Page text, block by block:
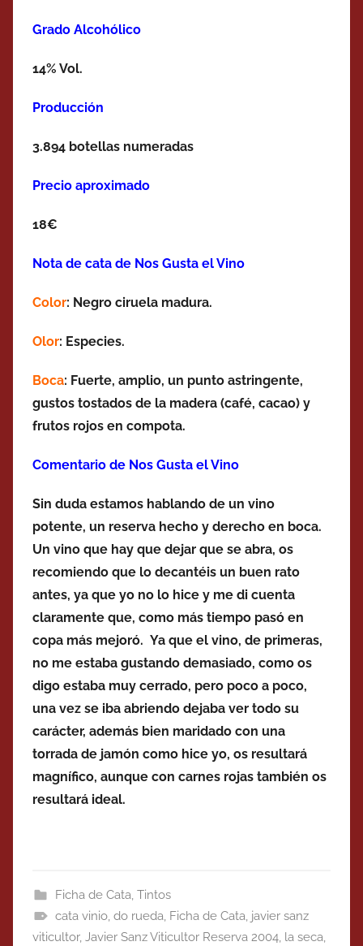
Grado Alcohólico
14% Vol.
Producción
3.894 botellas numeradas
Precio aproximado
18€
Nota de cata de Nos Gusta el Vino
Color: Negro ciruela madura.
Olor: Especies.
Boca: Fuerte, amplio, un punto astringente,
gustos tostados de la madera (café, cacao) y
frutos rojos en compota.
Comentario de Nos Gusta el Vino
Sin duda estamos hablando de un vino
potente, un reserva hecho y derecho en boca.
Un vino que hay que dejar que se abra, os
recomiendo que lo decantéis un buen rato
antes, ya que yo no lo hice y me di cuenta
claramente que, como más tiempo pasó en
copa más mejoró. Ya que el vino, de primeras,
no me estaba gustando demasiado, como os
digo estaba muy cerrado, pero poco a poco,
una vez se iba abriendo dejaba ver todo su
carácter, además bien maridado con una
torrada de jamón como hice yo, os resultará
magnífico, aunque con carnes rojas también os
resultará ideal.
Ficha de Cata, Tintos
cata vinio, do rueda, Ficha de Cata, javier sanz
viticultor, Javier Sanz Viticultor Reserva 2004, la seca,